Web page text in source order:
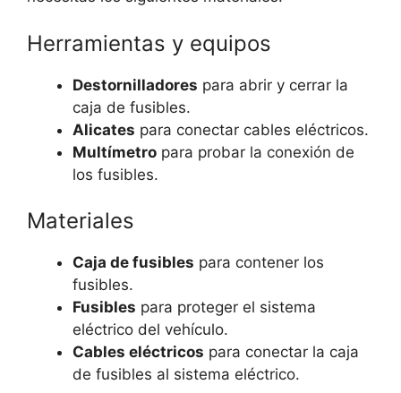
Herramientas y equipos
Destornilladores para abrir y cerrar la
caja de fusibles.
Alicates para conectar cables eléctricos.
Multímetro para probar la conexión de
los fusibles.
Materiales
Caja de fusibles para contener los
fusibles.
Fusibles para proteger el sistema
eléctrico del vehículo.
Cables eléctricos para conectar la caja
de fusibles al sistema eléctrico.